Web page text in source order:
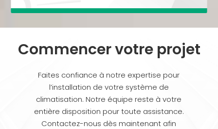
Commencer votre projet
Faites confiance à notre expertise pour
l’installation de votre système de
climatisation. Notre équipe reste à votre
entière disposition pour toute assistance.
Contactez-nous dès maintenant afin